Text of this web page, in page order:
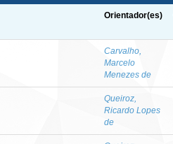
Orientador(es)
Carvalho,
Marcelo
Menezes de
Queiroz,
Ricardo Lopes
de